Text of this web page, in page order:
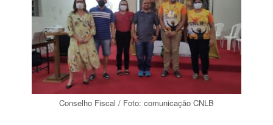
Conselho Fiscal / Foto: comunicação CNLB